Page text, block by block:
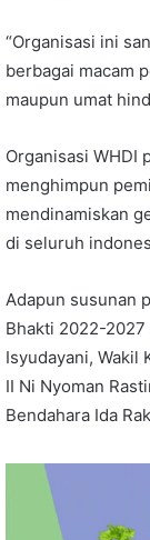
“Organisasi ini
berbagai macam
maupun umat
Organisasi WHDI
menghimpun
mendinamiskan
di seluruh
Adapun susunan
Bhakti 2022-
Isyudayani, Wakil
II Ni Nyoman
Bendahara Ida